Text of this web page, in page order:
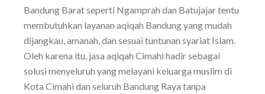
Bandung Barat seperti Ngamprah dan Batujajar tentu
membutuhkan layanan aqiqah Bandung yang mudah
dijangkau, amanah, dan sesuai tuntunan syariat Islam.
Oleh karena itu, jasa aqiqah Cimahi hadir sebagai
solusi menyeluruh yang melayani keluarga muslim di
Kota Cimahi dan seluruh Bandung Raya tanpa